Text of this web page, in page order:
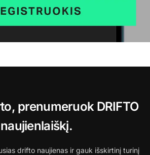
prenumeruok DRIFTO
naujienlaiškį.
drifto naujienas ir gauk išskirtinį turinį